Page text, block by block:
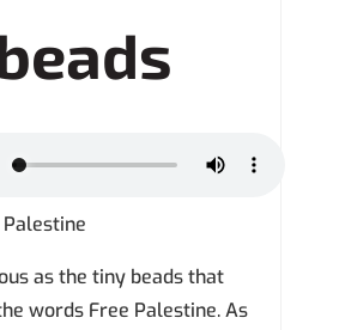
as the tiny beads that
words Free Palestine. As